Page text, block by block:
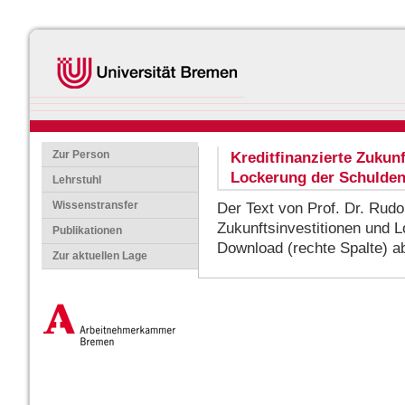
Zur Person
Lehrstuhl
Wissenstransfer
Publikationen
Zur aktuellen Lage
Kreditfinanzierte
Lockerung der
Der Text von Prof. Dr.
Zukunftsinvestitionen und
Download (rechte Spalte)